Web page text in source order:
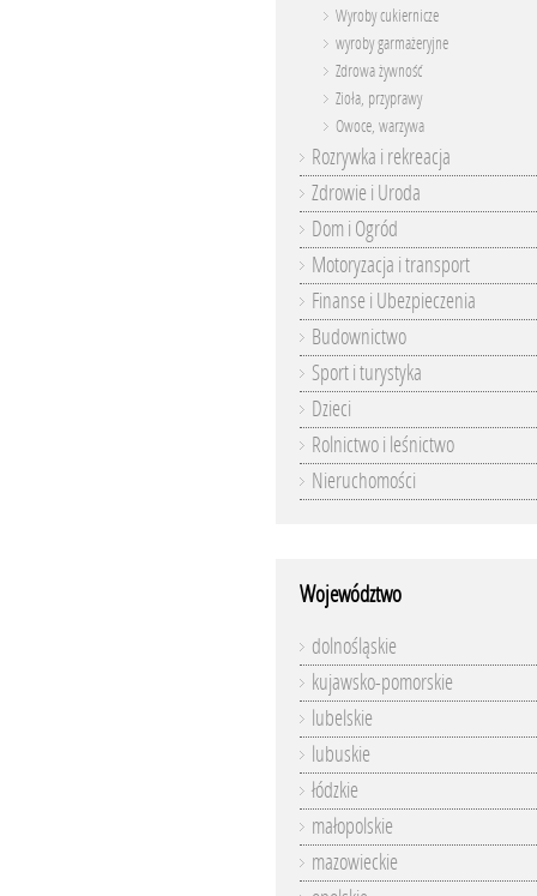
Wyroby cukiernicze
wyroby garmażeryjne
Zdrowa żywność
Zioła, przyprawy
Owoce, warzywa
Rozrywka i rekreacja
Zdrowie i Uroda
Dom i Ogród
Motoryzacja i transport
Finanse i Ubezpieczenia
Budownictwo
Sport i turystyka
Dzieci
Rolnictwo i leśnictwo
Nieruchomości
Województwo
dolnośląskie
kujawsko-pomorskie
lubelskie
lubuskie
łódzkie
małopolskie
mazowieckie